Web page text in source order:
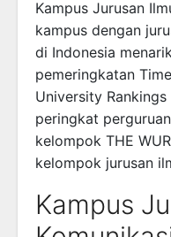
Kampus Jurusan
kampus dengan
di Indonesia
pemeringkatan
University
peringkat
kelompok THE
kelompok jurusan
Kampus